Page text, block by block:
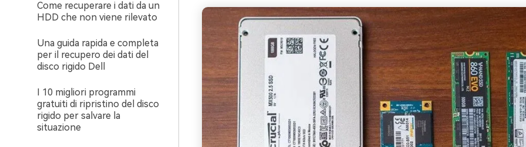
Come recuperare i dati da un
HDD che non viene rilevato
Una guida rapida e completa
per il recupero dei dati del
disco rigido Dell
I 10 migliori programmi
gratuiti di ripristino del disco
rigido per salvare la
situazione